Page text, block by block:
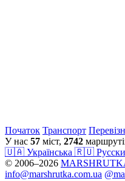
Початок Транспорт
У нас 57 міст, 2742
🇺🇦 Українська 🇷🇺
© 2006–2026
info@marshrutka.com.ua